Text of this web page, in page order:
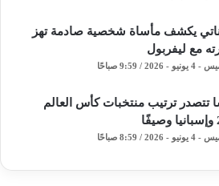
يكشف مأساة شخصية صادمة تهز
مع ليفربول
- 2026 / 9:59 صباحًا
تتصدر ترتيب منتخبات كأس العالم
- 2026 / 8:59 صباحًا